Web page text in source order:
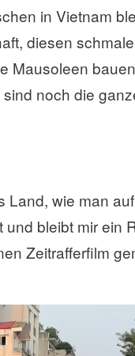
in Vietnam
diesen
Mausoleen
noch die
wie man
bleibt mir ein
Zeitrafferfilm